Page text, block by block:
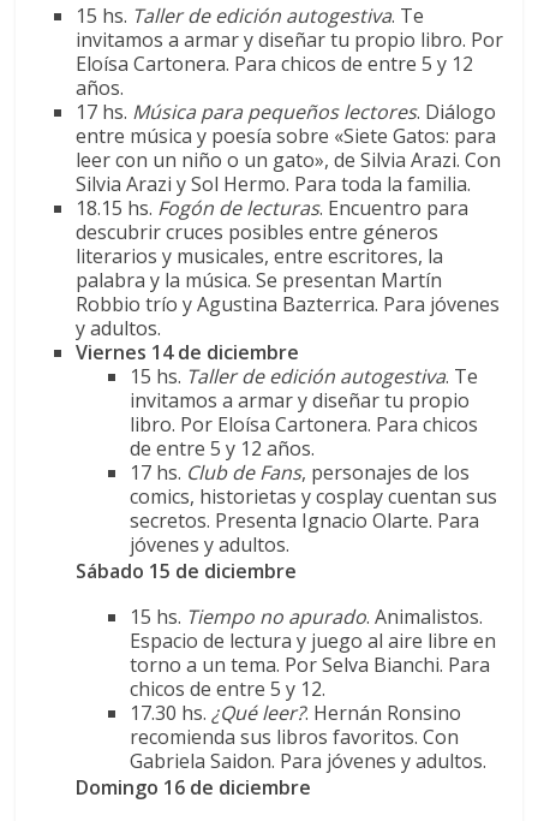
15 hs. Taller de edición autogestiva. Te
invitamos a armar y diseñar tu propio libro. Por
Eloísa Cartonera. Para chicos de entre 5 y 12
años.
17 hs. Música para pequeños lectores. Diálogo
entre música y poesía sobre «Siete Gatos: para
leer con un niño o un gato», de Silvia Arazi. Con
Silvia Arazi y Sol Hermo. Para toda la familia.
18.15 hs. Fogón de lecturas. Encuentro para
descubrir cruces posibles entre géneros
literarios y musicales, entre escritores, la
palabra y la música. Se presentan Martín
Robbio trío y Agustina Bazterrica. Para jóvenes
y adultos.
Viernes 14 de diciembre
15 hs. Taller de edición autogestiva. Te
invitamos a armar y diseñar tu propio
libro. Por Eloísa Cartonera. Para chicos
de entre 5 y 12 años.
17 hs. Club de Fans, personajes de los
comics, historietas y cosplay cuentan sus
secretos. Presenta Ignacio Olarte. Para
jóvenes y adultos.
Sábado 15 de diciembre
15 hs. Tiempo no apurado. Animalistos.
Espacio de lectura y juego al aire libre en
torno a un tema. Por Selva Bianchi. Para
chicos de entre 5 y 12.
17.30 hs.¿Qué leer?. Hernán Ronsino
recomienda sus libros favoritos. Con
Gabriela Saidon. Para jóvenes y adultos.
Domingo 16 de diciembre